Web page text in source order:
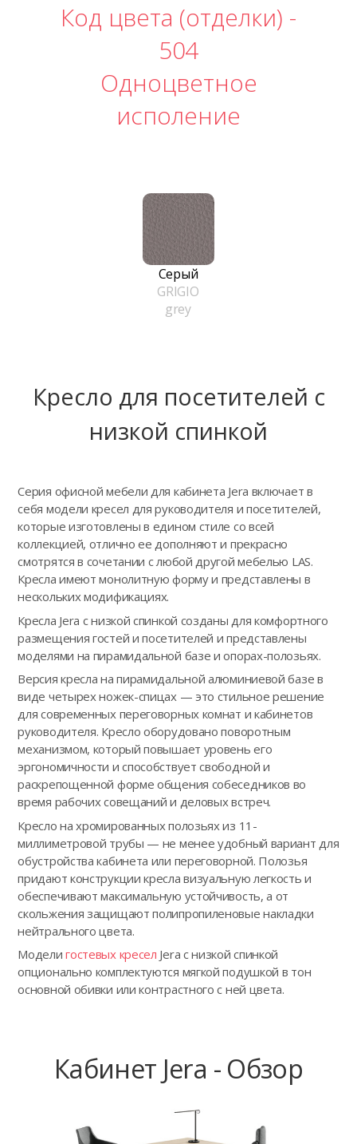
Код цвета (отделки) -
504
Одноцветное
исполение
Серый
GRIGIO
grey
Кресло для посетителей с
низкой спинкой
Серия офисной мебели для кабинета Jera включает в
себя модели кресел для руководителя и посетителей,
которые изготовлены в едином стиле со всей
коллекцией, отлично ее дополняют и прекрасно
смотрятся в сочетании с любой другой мебелью LAS.
Кресла имеют монолитную форму и представлены в
нескольких модификациях.
Кресла Jera с низкой спинкой созданы для комфортного
размещения гостей и посетителей и представлены
моделями на пирамидальной базе и опорах-полозьях.
Версия кресла на пирамидальной алюминиевой базе в
виде четырех ножек-спицах — это стильное решение
для современных переговорных комнат и кабинетов
руководителя. Кресло оборудовано поворотным
механизмом, который повышает уровень его
эргономичности и способствует свободной и
раскрепощенной форме общения собеседников во
время рабочих совещаний и деловых встреч.
Кресло на хромированных полозьях из 11-
миллиметровой трубы — не менее удобный вариант для
обустройства кабинета или переговорной. Полозья
придают конструкции кресла визуальную легкость и
обеспечивают максимальную устойчивость, а от
скольжения защищают полипропиленовые накладки
нейтрального цвета.
Моделигостевых кресел Jera с низкой спинкой
опционально комплектуются мягкой подушкой в тон
основной обивки или контрастного с ней цвета.
Кабинет Jera - Обзор